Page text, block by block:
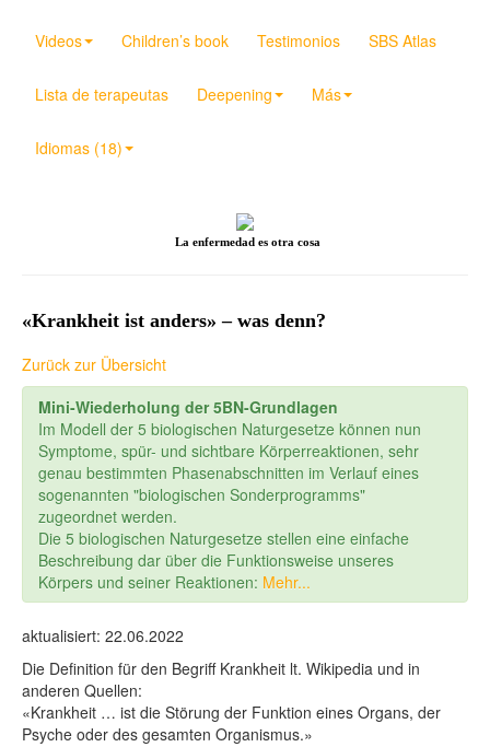
Videos Children’s book Testimonios SBS Atlas
Lista de terapeutas Deepening Más
Idiomas (18)
La enfermedad es otra cosa
«Krankheit ist anders» – was denn?
Zurück zur Übersicht
Mini-Wiederholung der 5BN-Grundlagen
Im Modell der 5 biologischen Naturgesetze können nun
Symptome, spür- und sichtbare Körperreaktionen, sehr
genau bestimmten Phasenabschnitten im Verlauf eines
sogenannten "biologischen Sonderprogramms"
zugeordnet werden.
Die 5 biologischen Naturgesetze stellen eine einfache
Beschreibung dar über die Funktionsweise unseres
Körpers und seiner Reaktionen: Mehr...
aktualisiert: 22.06.2022
Die Definition für den Begriff Krankheit lt. Wikipedia und in
anderen Quellen:
«Krankheit … ist die Störung der Funktion eines Organs, der
Psyche oder des gesamten Organismus.»